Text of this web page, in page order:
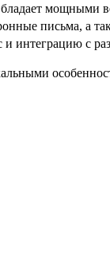
письма, а
интеграцию с